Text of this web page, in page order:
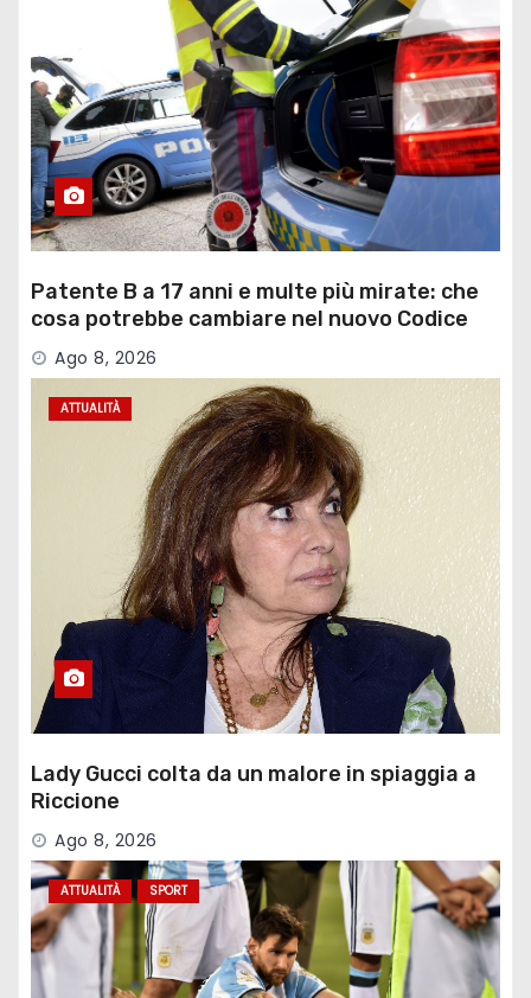
Patente B a 17 anni e multe più mirate: che
cosa potrebbe cambiare nel nuovo Codice
della Strada
Ago 8, 2026
ATTUALITÀ
Lady Gucci colta da un malore in spiaggia a
Riccione
Ago 8, 2026
ATTUALITÀ SPORT